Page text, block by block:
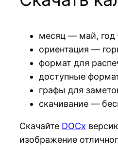
месяц — май,
ориентация —
формат для
доступные
графы для
скачивание —
Скачайте DOCx
изображение